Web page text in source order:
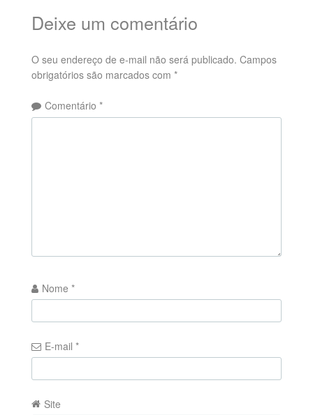
Deixe um comentário
O seu endereço de e-mail não será publicado. Campos
obrigatórios são marcados com *
Comentário *
Nome *
E-mail *
Site